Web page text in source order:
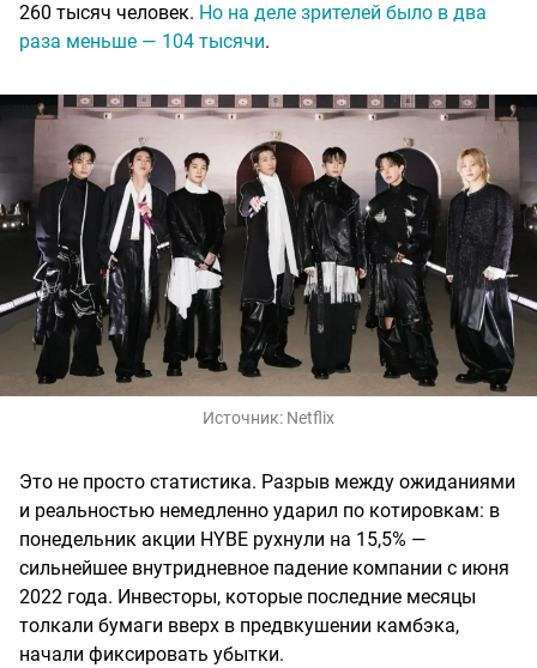
260 тысяч человек. Но на деле зрителей было в два
раза меньше — 104 тысячи.
Источник: Netflix
Это не просто статистика. Разрыв между ожиданиями
и реальностью немедленно ударил по котировкам: в
понедельник акции HYBE рухнули на 15,5% —
сильнейшее внутридневное падение компании с июня
2022 года. Инвесторы, которые последние месяцы
толкали бумаги вверх в предвкушении камбэка,
начали фиксировать убытки.